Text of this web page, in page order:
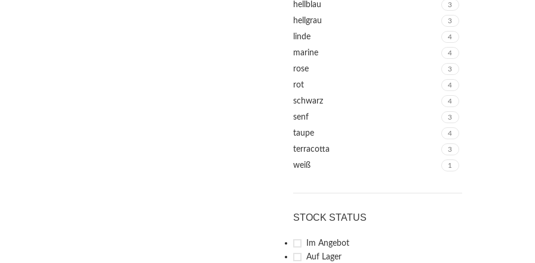
hellblau 3
hellgrau 3
linde 4
marine 4
rose 3
rot 4
schwarz 4
senf 3
taupe 4
terracotta 3
weiß 1
STOCK STATUS
Im Angebot
Auf Lager